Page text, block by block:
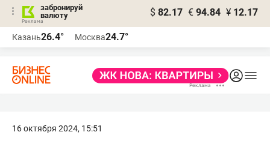
забронируй
валюту
$ 82.17 € 94.84 ¥ 12.17
Казань26.4° Москва24.7°
16 октября 2024, 15:51